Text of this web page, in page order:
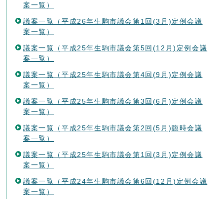
案一覧）
議案一覧（平成26年生駒市議会第1回(3月)定例会議
案一覧）
議案一覧（平成25年生駒市議会第5回(12月)定例会議
案一覧）
議案一覧（平成25年生駒市議会第4回(9月)定例会議
案一覧）
議案一覧（平成25年生駒市議会第3回(6月)定例会議
案一覧）
議案一覧（平成25年生駒市議会第2回(5月)臨時会議
案一覧）
議案一覧（平成25年生駒市議会第1回(3月)定例会議
案一覧）
議案一覧（平成24年生駒市議会第6回(12月)定例会議
案一覧）